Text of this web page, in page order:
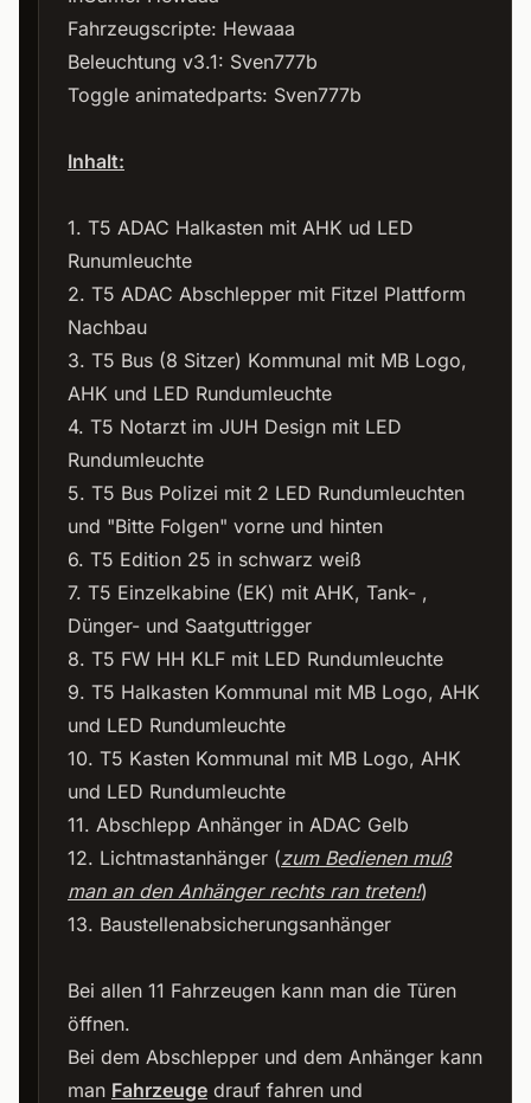
Fahrzeugscripte: Hewaaa
Beleuchtung v3.1: Sven777b
Toggle animatedparts: Sven777b
Inhalt:
1. T5 ADAC Halkasten mit AHK ud LED
Runumleuchte
2. T5 ADAC Abschlepper mit Fitzel Plattform
Nachbau
3. T5 Bus (8 Sitzer) Kommunal mit MB Logo,
AHK und LED Rundumleuchte
4. T5 Notarzt im JUH Design mit LED
Rundumleuchte
5. T5 Bus Polizei mit 2 LED Rundumleuchten
und "Bitte Folgen" vorne und hinten
6. T5 Edition 25 in schwarz weiß
7. T5 Einzelkabine (EK) mit AHK, Tank- ,
Dünger- und Saatguttrigger
8. T5 FW HH KLF mit LED Rundumleuchte
9. T5 Halkasten Kommunal mit MB Logo, AHK
und LED Rundumleuchte
10. T5 Kasten Kommunal mit MB Logo, AHK
und LED Rundumleuchte
11. Abschlepp Anhänger in ADAC Gelb
12. Lichtmastanhänger (zum Bedienen muß
man an den Anhänger rechts ran treten!)
13. Baustellenabsicherungsanhänger
Bei allen 11 Fahrzeugen kann man die Türen
öffnen.
Bei dem Abschlepper und dem Anhänger kann
man Fahrzeuge drauf fahren und